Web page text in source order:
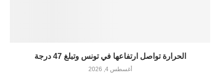
الحرارة تواصل ارتفاعها في تونس وتبلغ 47 درجة
أغسطس 4, 2026